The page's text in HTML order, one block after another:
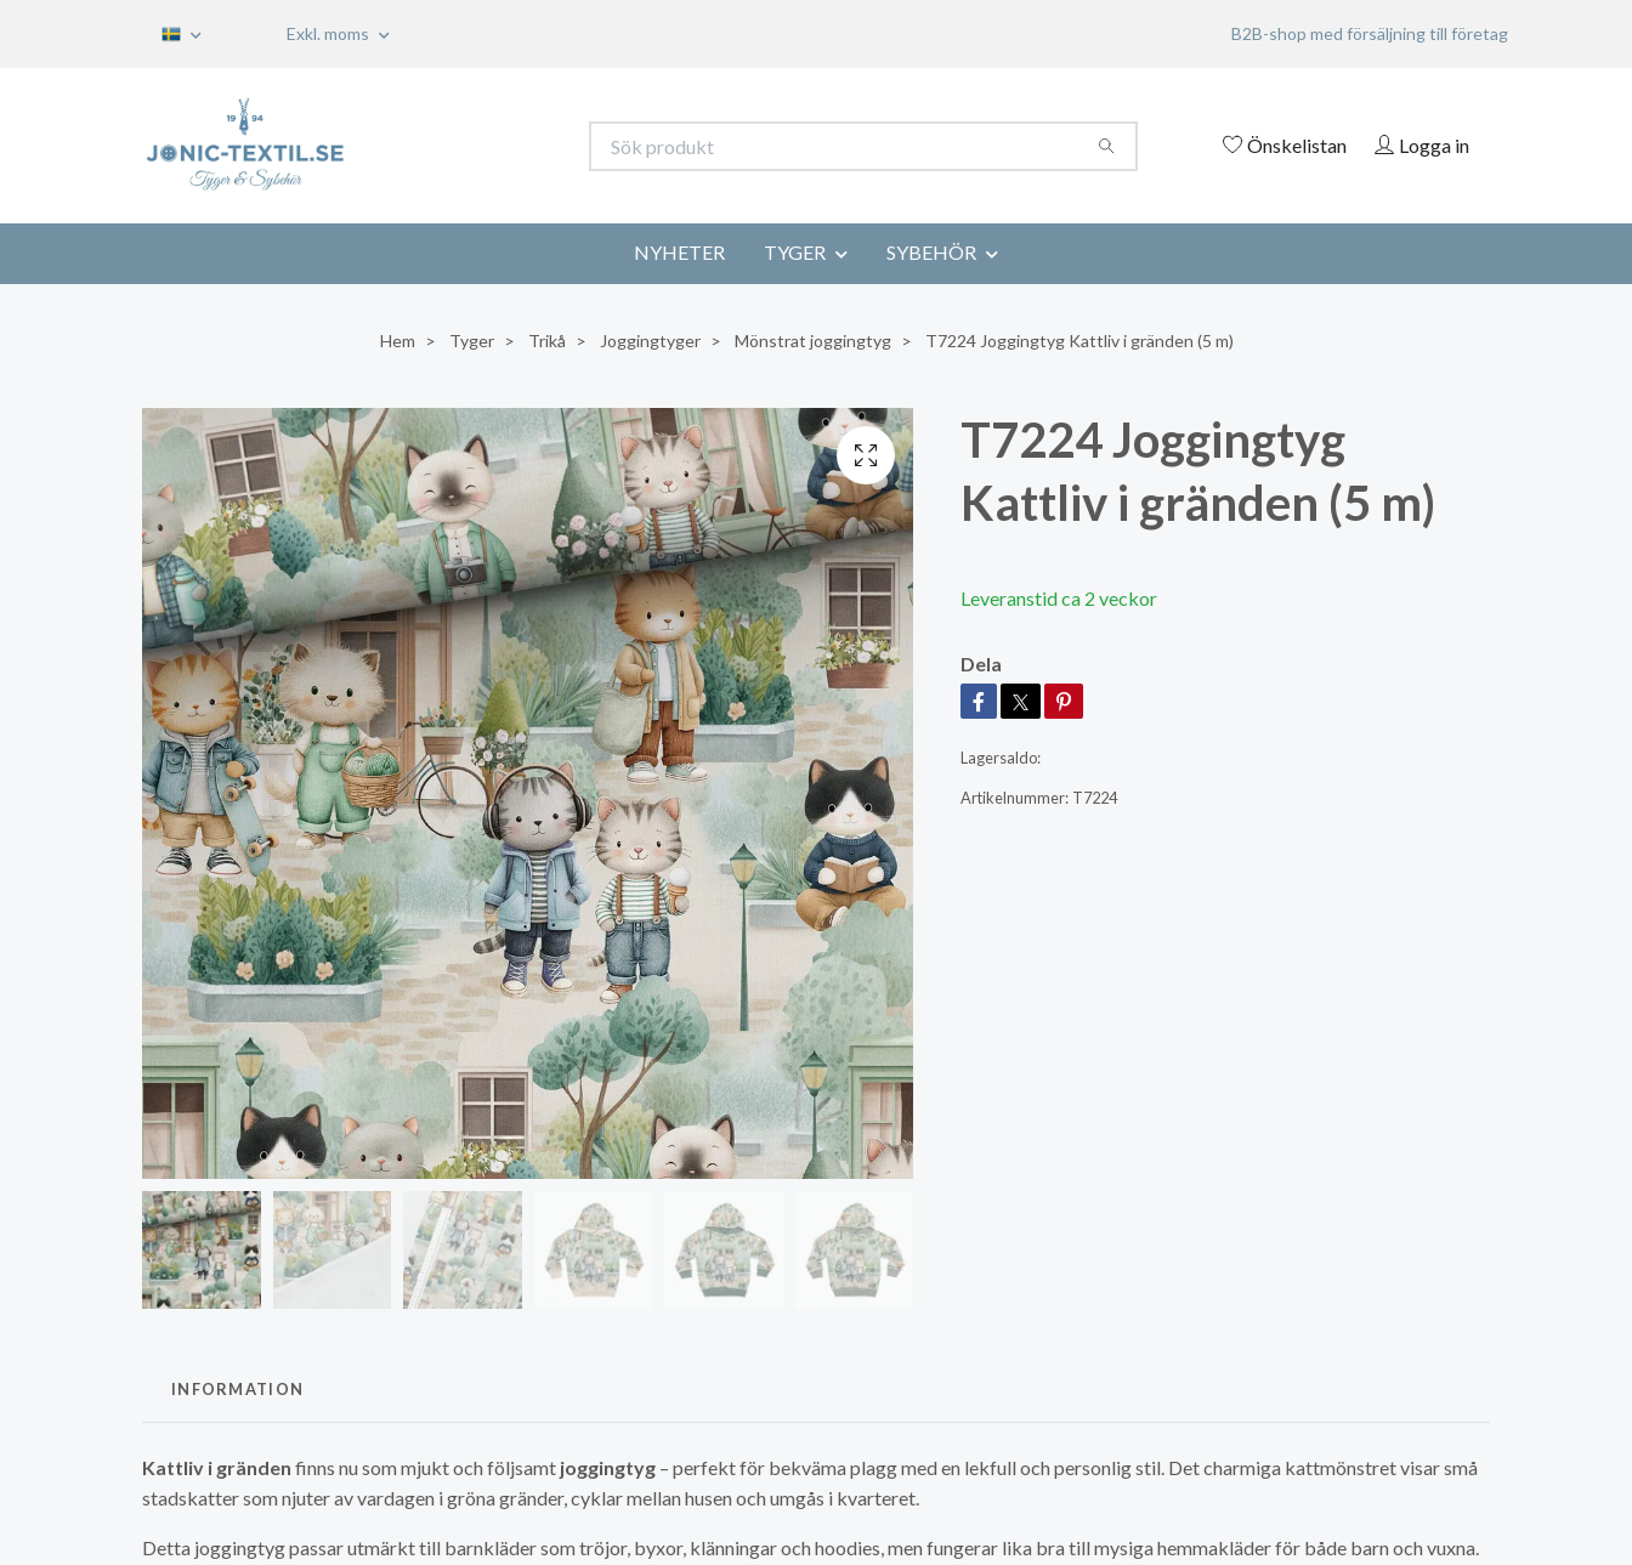
Exkl. moms B2B-shop med försäljning till företag
Önskelistan Logga in
NYHETER TYGER SYBEHÖR
Hem Tyger Trikå Joggingtyger Mönstrat joggingtyg T7224 Joggingtyg Kattliv i gränden (5 m)
T7224 Joggingtyg
Kattliv i gränden (5 m)
Leveranstid ca 2 veckor
Dela
Lagersaldo:
Artikelnummer: T7224
INFORMATION
Kattliv i gränden finns nu som mjukt och följsamt joggingtyg – perfekt för bekväma plagg med en lekfull och personlig stil. Det charmiga kattmönstret visar små
stadskatter som njuter av vardagen i gröna gränder, cyklar mellan husen och umgås i kvarteret.
Detta joggingtyg passar utmärkt till barnkläder som tröjor, byxor, klänningar och hoodies, men fungerar lika bra till mysiga hemmakläder för både barn och vuxna.